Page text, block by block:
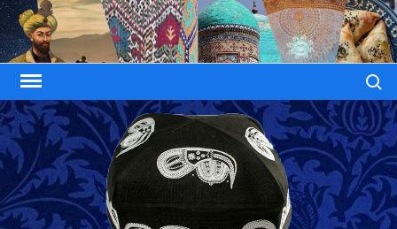
Skip
to
content